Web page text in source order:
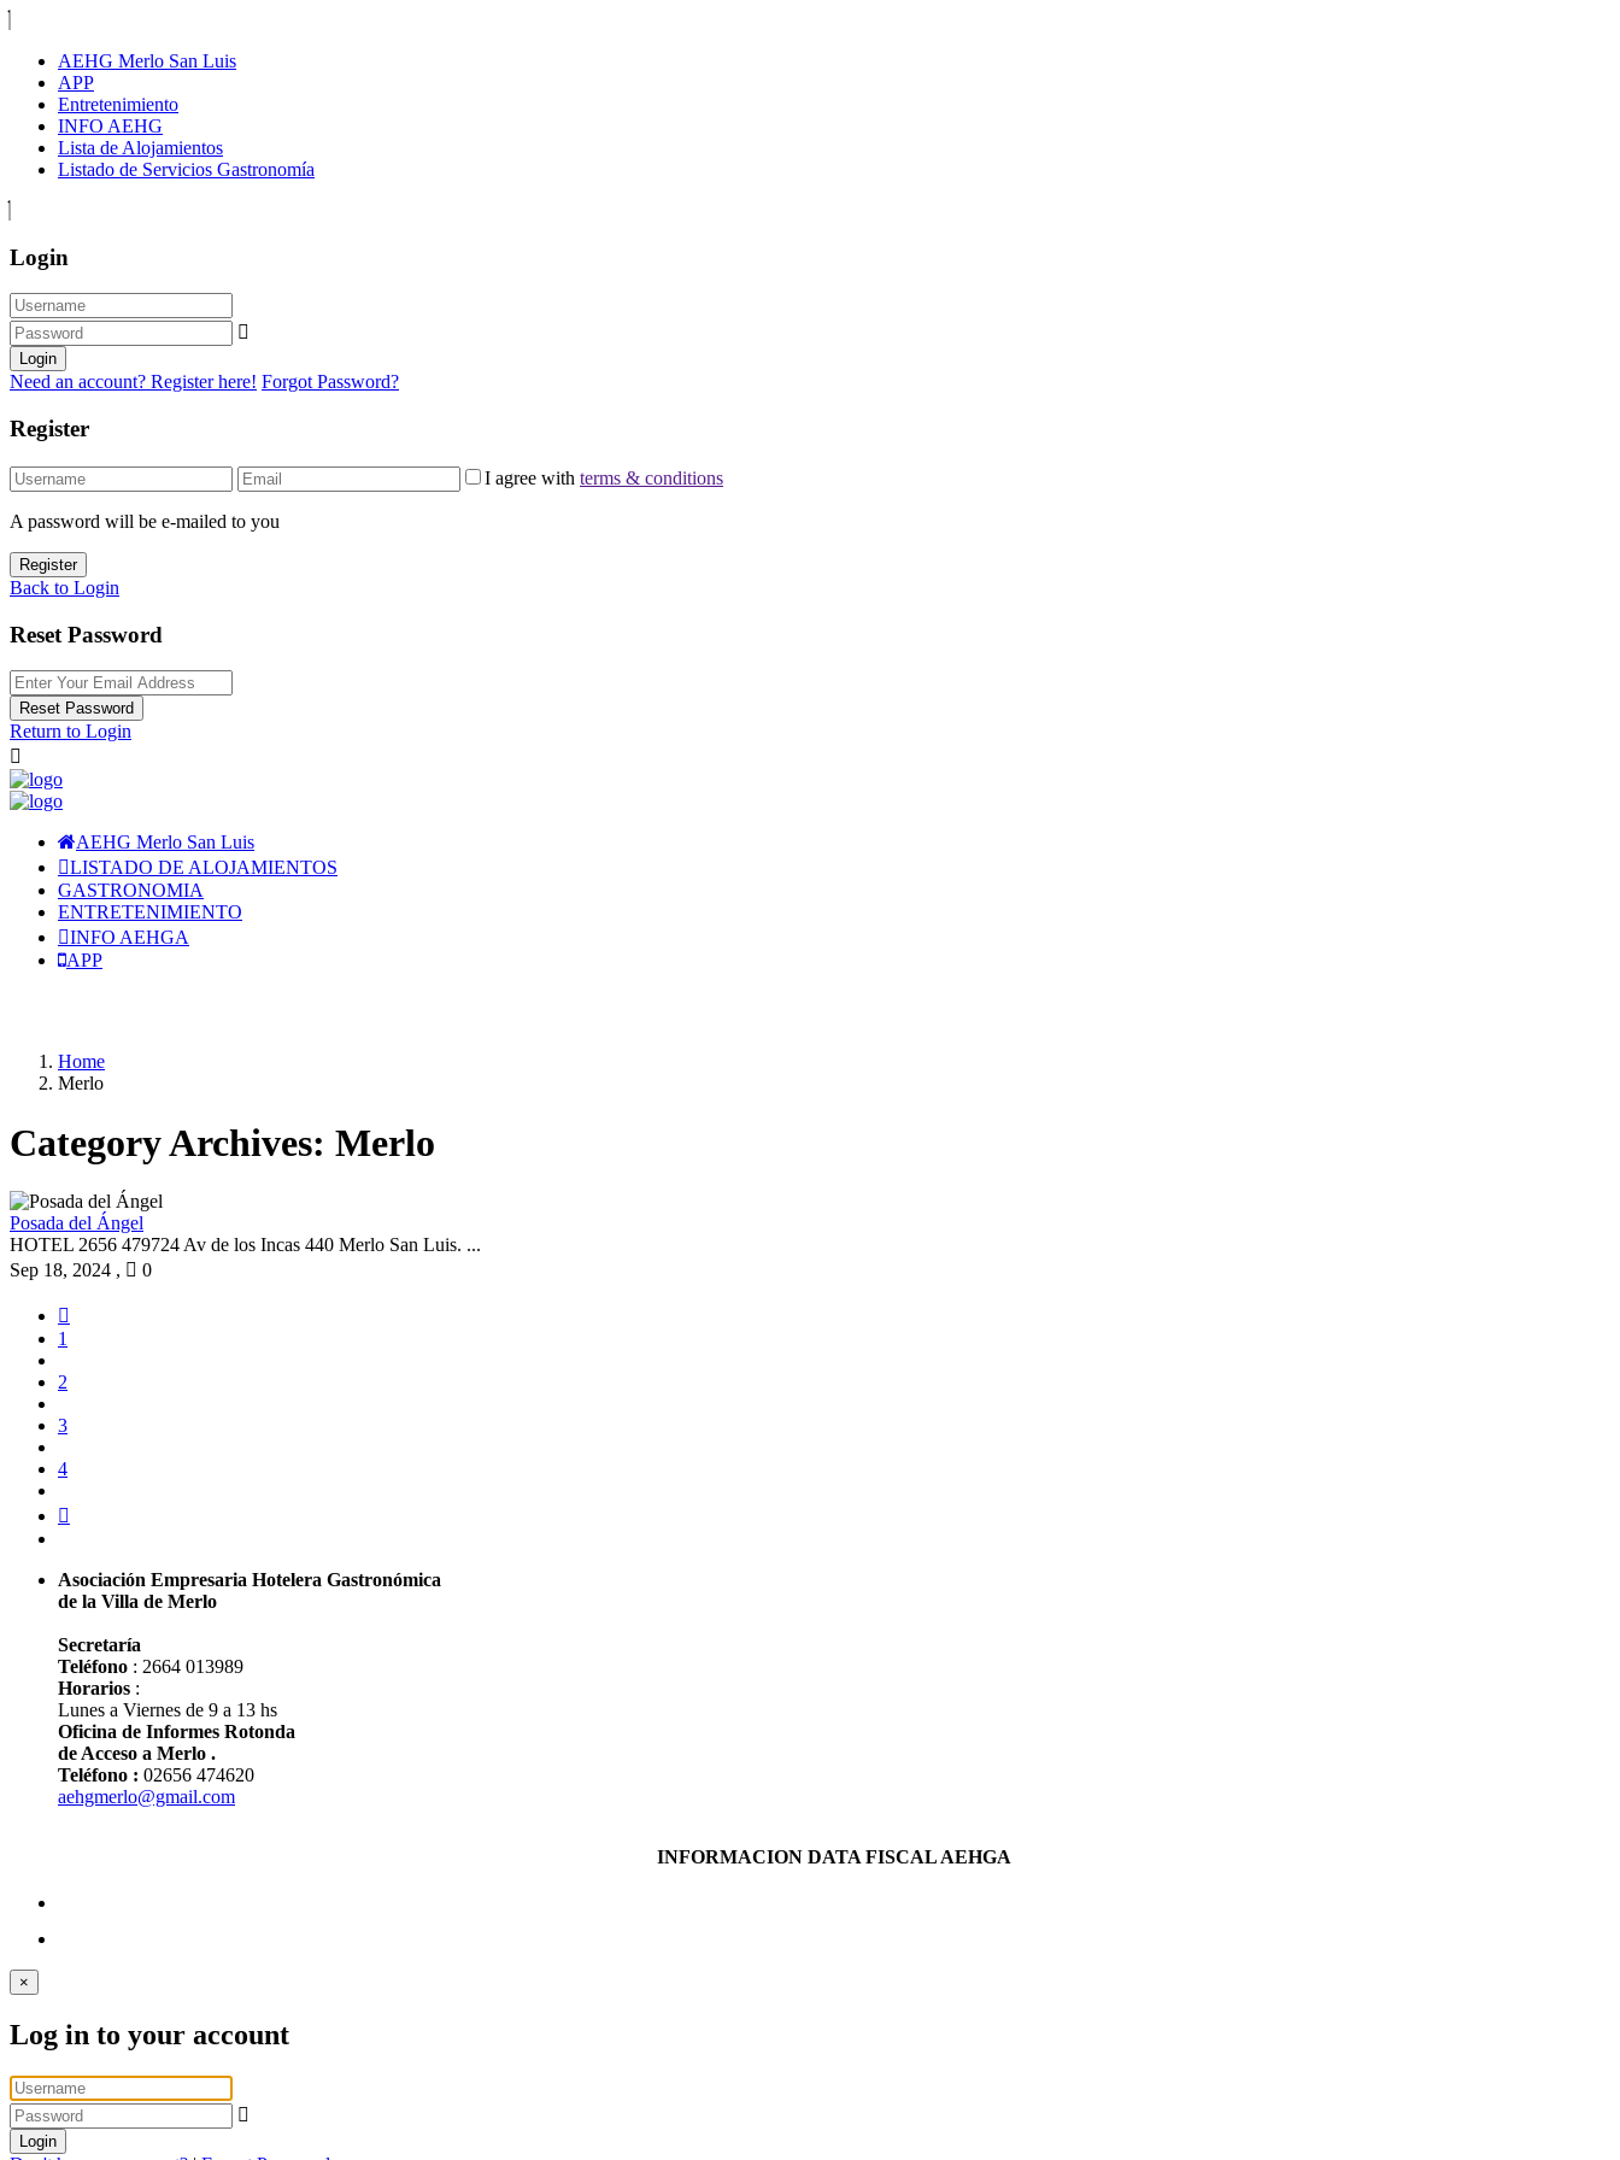
AEHG Merlo San Luis
APP
Entretenimiento
INFO AEHG
Lista de Alojamientos
Listado de Servicios Gastronomía
Login
Login
Need an account? Register here! Forgot Password?
Register
I agree with terms & conditions
A password will be e-mailed to you
Register
Back to Login
Reset Password
Reset Password
Return to Login
AEHG Merlo San Luis
LISTADO DE ALOJAMIENTOS
GASTRONOMIA
ENTRETENIMIENTO
INFO AEHGA
APP
Home
Merlo
Category Archives: Merlo
Posada del Ángel
HOTEL 2656 479724 Av de los Incas 440 Merlo San Luis. ...
Sep 18, 2024 , 0
1
2
3
4
Asociación Empresaria Hotelera Gastronómica
de la Villa de Merlo
Secretaría
Teléfono : 2664 013989
Horarios :
Lunes a Viernes de 9 a 13 hs
Oficina de Informes Rotonda
de Acceso a Merlo .
Teléfono : 02656 474620
aehgmerlo@gmail.com
INFORMACION DATA FISCAL AEHGA
×
Log in to your account
Login